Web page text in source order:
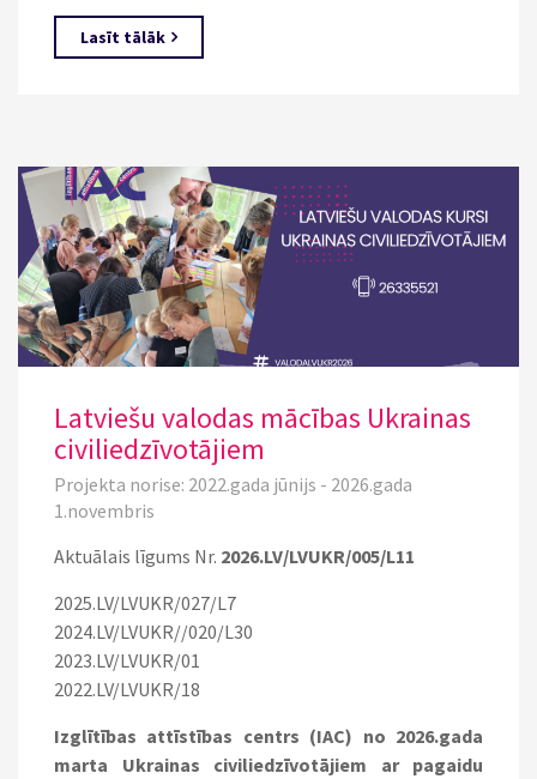
Lasīt tālāk
Latviešu valodas mācības Ukrainas
civiliedzīvotājiem
Projekta norise: 2022.gada jūnijs - 2026.gada
1.novembris
Aktuālais līgums Nr. 2026.LV/LVUKR/005/L11
2025.LV/LVUKR/027/L7
2024.LV/LVUKR//020/L30
2023.LV/LVUKR/01
2022.LV/LVUKR/18
Izglītības attīstības centrs (IAC) no 2026.gada
marta Ukrainas civiliedzīvotājiem ar pagaidu